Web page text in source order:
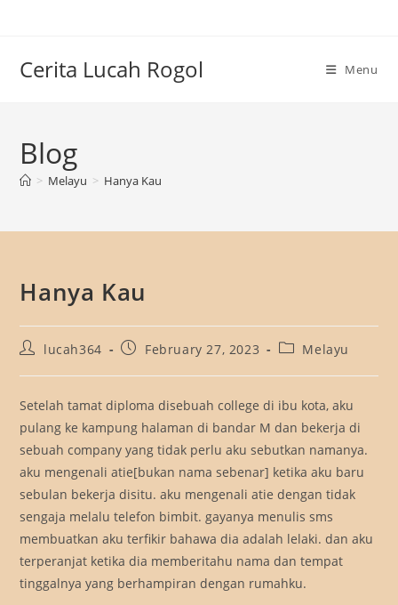
Cerita Lucah Rogol Menu
Blog
> Melayu > Hanya Kau
Hanya Kau
Postlucah364
PostFebruary 27, 2023
PostMelayu
Setelah tamat diploma disebuah college di ibu kota, aku
pulang ke kampung halaman di bandar M dan bekerja di
sebuah company yang tidak perlu aku sebutkan namanya.
aku mengenali atie[bukan nama sebenar] ketika aku baru
sebulan bekerja disitu. aku mengenali atie dengan tidak
sengaja melalu telefon bimbit. gayanya menulis sms
membuatkan aku terfikir bahawa dia adalah lelaki. dan aku
terperanjat ketika dia memberitahu nama dan tempat
tinggalnya yang berhampiran dengan rumahku.